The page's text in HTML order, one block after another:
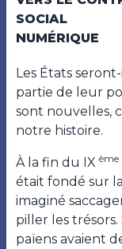
SOCIAL
NUMÉRIQUE
Les États
partie de leur
sont nouvelles,
notre histoire.
À la fin du IX ème
était fondé sur
imaginé
piller les
païens avaient